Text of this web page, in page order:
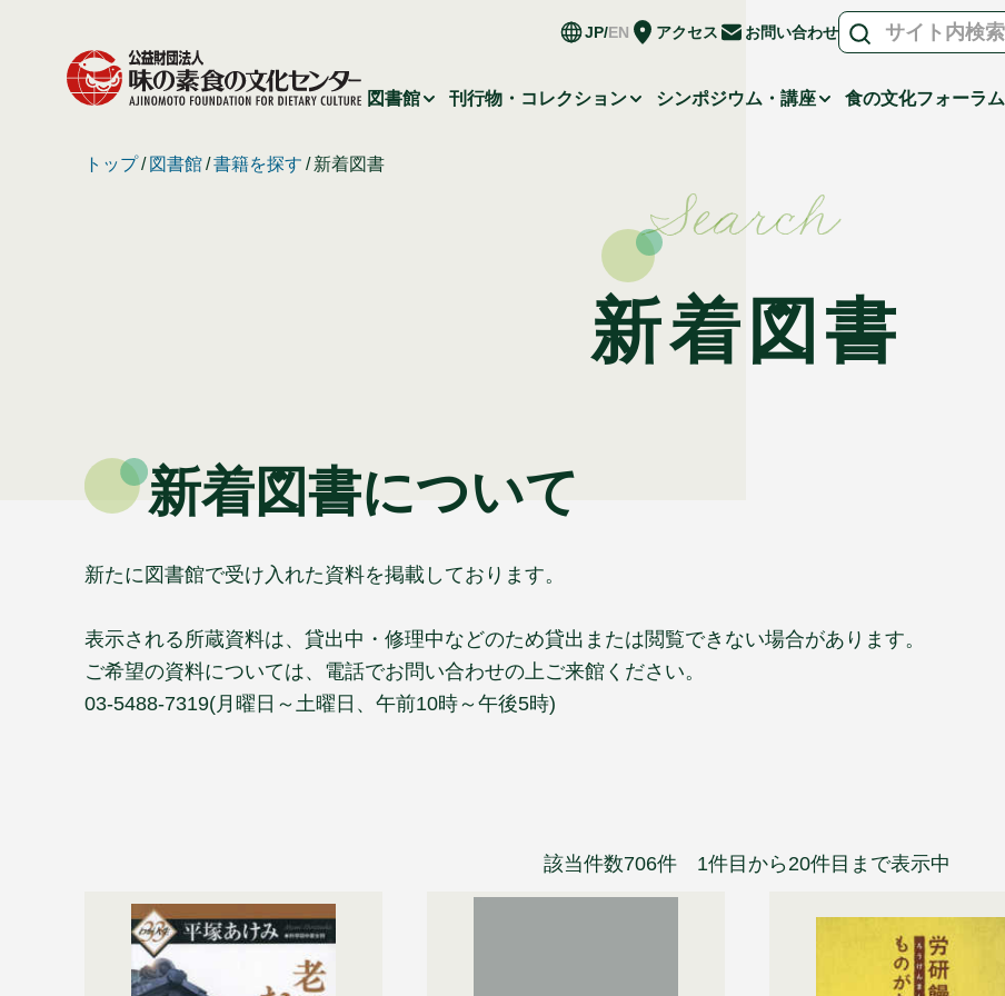
JP EN アクセス お問い合わせ
図書館 刊行物・コレクション シンポジウム・講座 食の文化フォーラム
トップ 図書館 書籍を探す 新着図書 Search
新着図書
新着図書について
新たに図書館で受け入れた資料を掲載しております。
表示される所蔵資料は、貸出中・修理中などのため貸出または閲覧できない場合があります。
ご希望の資料については、電話でお問い合わせの上ご来館ください。
03-5488-7319(月曜日～土曜日、午前10時～午後5時)
該当件数706件 1件目から20件目まで表示中